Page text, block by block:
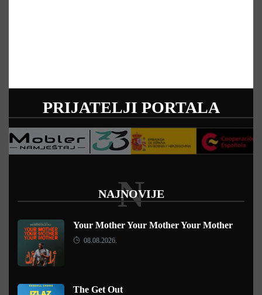
PRIJATELJI PORTALA
NAJNOVIJE
N
Your Mother Your Mother Your Mother
08.08.2026.
The Get Out